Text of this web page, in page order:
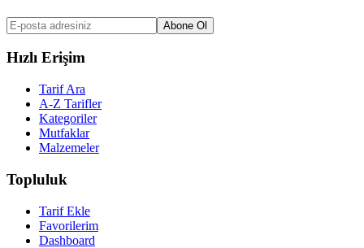
Abone Ol
Hızlı Erişim
Tarif Ara
A-Z Tarifler
Kategoriler
Mutfaklar
Malzemeler
Topluluk
Tarif Ekle
Favorilerim
Dashboard